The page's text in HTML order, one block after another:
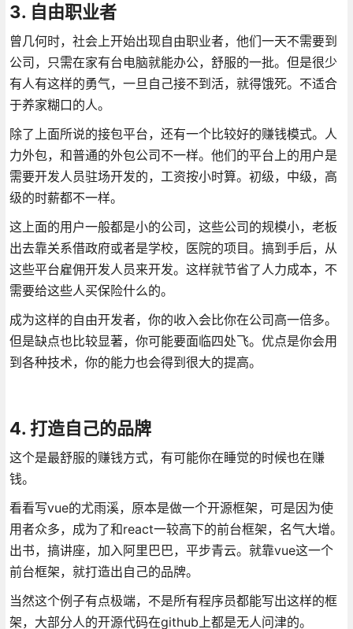
3. 自由职业者
曾几何时，社会上开始出现自由职业者，他们一天不需要到
公司，只需在家有台电脑就能办公，舒服的一批。但是很少
有人有这样的勇气，一旦自己接不到活，就得饿死。不适合
于养家糊口的人。
除了上面所说的接包平台，还有一个比较好的赚钱模式。人
力外包，和普通的外包公司不一样。他们的平台上的用户是
需要开发人员驻场开发的，工资按小时算。初级，中级，高
级的时薪都不一样。
这上面的用户一般都是小的公司，这些公司的规模小，老板
出去靠关系借政府或者是学校，医院的项目。搞到手后，从
这些平台雇佣开发人员来开发。这样就节省了人力成本，不
需要给这些人买保险什么的。
成为这样的自由开发者，你的收入会比你在公司高一倍多。
但是缺点也比较显著，你可能要面临四处飞。优点是你会用
到各种技术，你的能力也会得到很大的提高。
4. 打造自己的品牌
这个是最舒服的赚钱方式，有可能你在睡觉的时候也在赚
钱。
看看写vue的尤雨溪，原本是做一个开源框架，可是因为使
用者众多，成为了和react一较高下的前台框架，名气大增。
出书，搞讲座，加入阿里巴巴，平步青云。就靠vue这一个
前台框架，就打造出自己的品牌。
当然这个例子有点极端，不是所有程序员都能写出这样的框
架，大部分人的开源代码在github上都是无人问津的。